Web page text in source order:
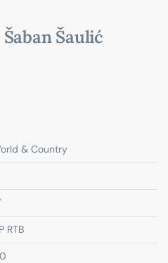
Šaban Šaulić
& Country
RTB